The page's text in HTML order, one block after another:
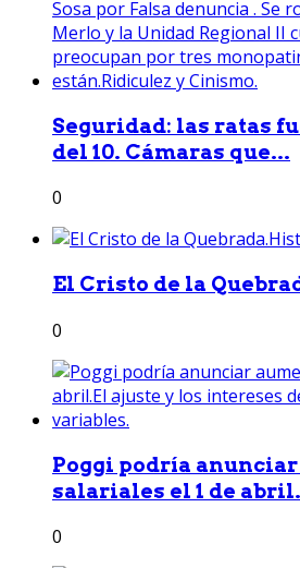
Seguridad: las ratas
del 10. Cámaras que...
0
El Cristo de la
0
Poggi podría
salariales el 1 de
0